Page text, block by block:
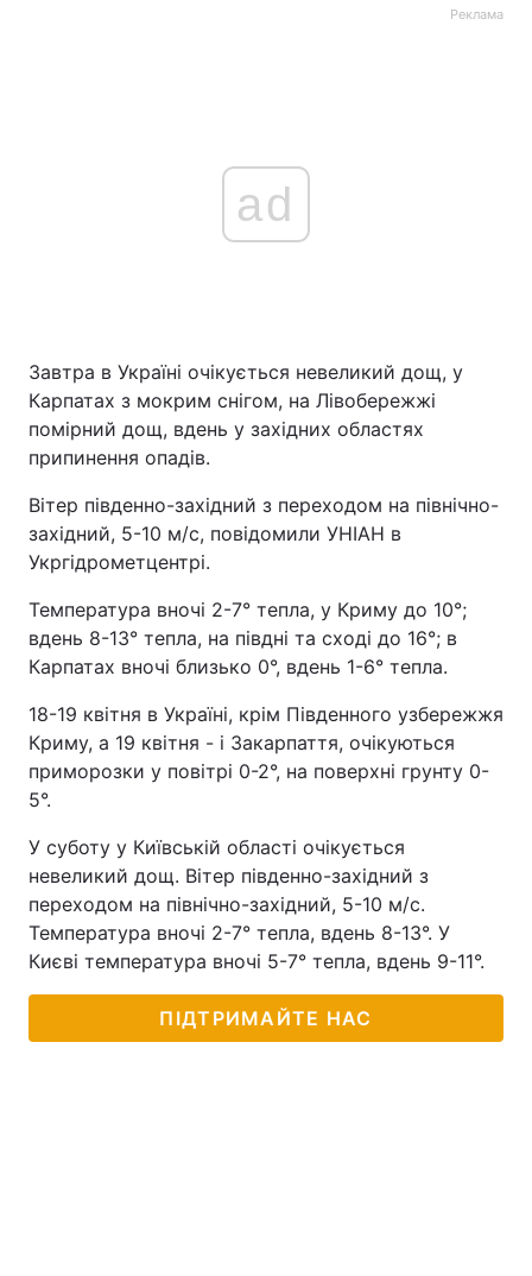
Реклама
ad
Завтра в Україні очікується невеликий дощ, у
Карпатах з мокрим снігом, на Лівобережжі
помірний дощ, вдень у західних областях
припинення опадів.
Вітер південно-західний з переходом на північно-
західний, 5-10 м/с, повідомили УНІАН в
Укргідрометцентрі.
Температура вночі 2-7° тепла, у Криму до 10°;
вдень 8-13° тепла, на півдні та сході до 16°; в
Карпатах вночі близько 0°, вдень 1-6° тепла.
18-19 квітня в Україні, крім Південного узбережжя
Криму, а 19 квітня - і Закарпаття, очікуються
приморозки у повітрі 0-2°, на поверхні грунту 0-
5°.
У суботу у Київській області очікується
невеликий дощ. Вітер південно-західний з
переходом на північно-західний, 5-10 м/с.
Температура вночі 2-7° тепла, вдень 8-13°. У
Києві температура вночі 5-7° тепла, вдень 9-11°.
ПІДТРИМАЙТЕ НАС